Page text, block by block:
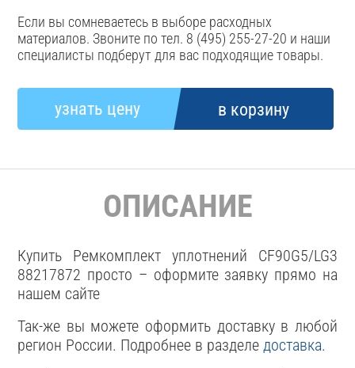
Если вы сомневаетесь в выборе расходных
материалов. Звоните по тел. 8 (495) 255-27-20 и наши
специалисты подберут для вас подходящие товары.
ОПИСАНИЕ
Купить Ремкомплект уплотнений CF90G5/LG3
88217872 просто – оформите заявку прямо на
нашем сайте
Так-же вы можете оформить доставку в любой
регион России. Подробнее в разделедоставка.